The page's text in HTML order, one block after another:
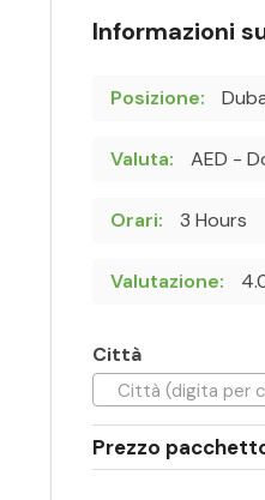
Informazioni
Posizione:
Valuta: AED -
Orari: 3 Hours
Valutazione:
Città
Città (digita per
Prezzo